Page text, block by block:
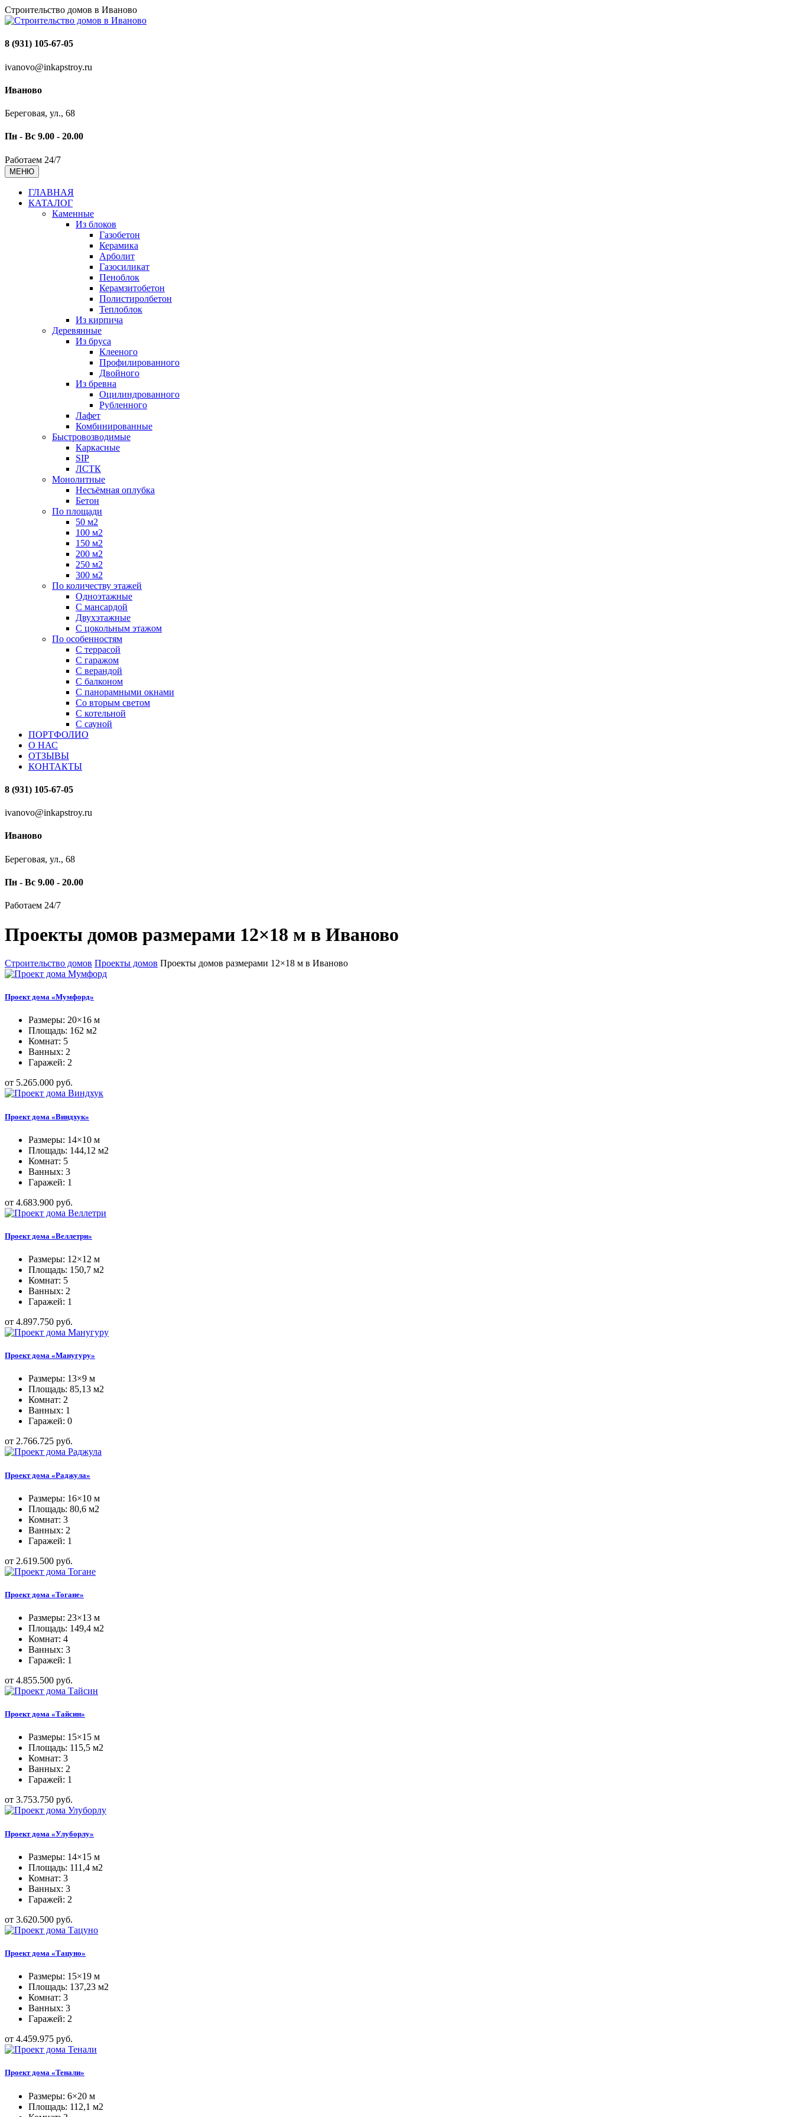
Строительство домов в Иваново
8 (931) 105-67-05
ivanovo@inkapstroy.ru
Иваново
Береговая, ул., 68
Пн - Вс 9.00 - 20.00
Работаем 24/7
МЕНЮ
ГЛАВНАЯ
КАТАЛОГ
Каменные
Из блоков
Газобетон
Керамика
Арболит
Газосиликат
Пеноблок
Керамзитобетон
Полистиролбетон
Теплоблок
Из кирпича
Деревянные
Из бруса
Клееного
Профилированного
Двойного
Из бревна
Оцилиндрованного
Рубленного
Лафет
Комбинированные
Быстровозводимые
Каркасные
SIP
ЛСТК
Монолитные
Несъёмная оплубка
Бетон
По площади
50 м2
100 м2
150 м2
200 м2
250 м2
300 м2
По количеству этажей
Одноэтажные
С мансардой
Двухэтажные
С цокольным этажом
По особенностям
С террасой
С гаражом
С верандой
С балконом
С панорамными окнами
Со вторым светом
С котельной
С сауной
ПОРТФОЛИО
О НАС
ОТЗЫВЫ
КОНТАКТЫ
8 (931) 105-67-05
ivanovo@inkapstroy.ru
Иваново
Береговая, ул., 68
Пн - Вс 9.00 - 20.00
Работаем 24/7
Проекты домов размерами 12×18 м в Иваново
Строительство домов Проекты домов Проекты домов размерами 12×18 м в Иваново
Проект дома «Мумфорд»
Размеры: 20×16 м
Площадь: 162 м2
Комнат: 5
Ванных: 2
Гаражей: 2
от 5.265.000 руб.
Проект дома «Виндхук»
Размеры: 14×10 м
Площадь: 144,12 м2
Комнат: 5
Ванных: 3
Гаражей: 1
от 4.683.900 руб.
Проект дома «Веллетри»
Размеры: 12×12 м
Площадь: 150,7 м2
Комнат: 5
Ванных: 2
Гаражей: 1
от 4.897.750 руб.
Проект дома «Манугуру»
Размеры: 13×9 м
Площадь: 85,13 м2
Комнат: 2
Ванных: 1
Гаражей: 0
от 2.766.725 руб.
Проект дома «Раджула»
Размеры: 16×10 м
Площадь: 80,6 м2
Комнат: 3
Ванных: 2
Гаражей: 1
от 2.619.500 руб.
Проект дома «Тогане»
Размеры: 23×13 м
Площадь: 149,4 м2
Комнат: 4
Ванных: 3
Гаражей: 1
от 4.855.500 руб.
Проект дома «Тайсин»
Размеры: 15×15 м
Площадь: 115,5 м2
Комнат: 3
Ванных: 2
Гаражей: 1
от 3.753.750 руб.
Проект дома «Улуборлу»
Размеры: 14×15 м
Площадь: 111,4 м2
Комнат: 3
Ванных: 3
Гаражей: 2
от 3.620.500 руб.
Проект дома «Тацуно»
Размеры: 15×19 м
Площадь: 137,23 м2
Комнат: 3
Ванных: 3
Гаражей: 2
от 4.459.975 руб.
Проект дома «Тенали»
Размеры: 6×20 м
Площадь: 112,1 м2